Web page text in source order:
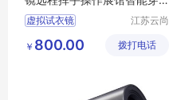
衣镜
虚拟试衣镜
智能试衣镜
江苏云尚
网有限公
￥ 800.00 拨打电话